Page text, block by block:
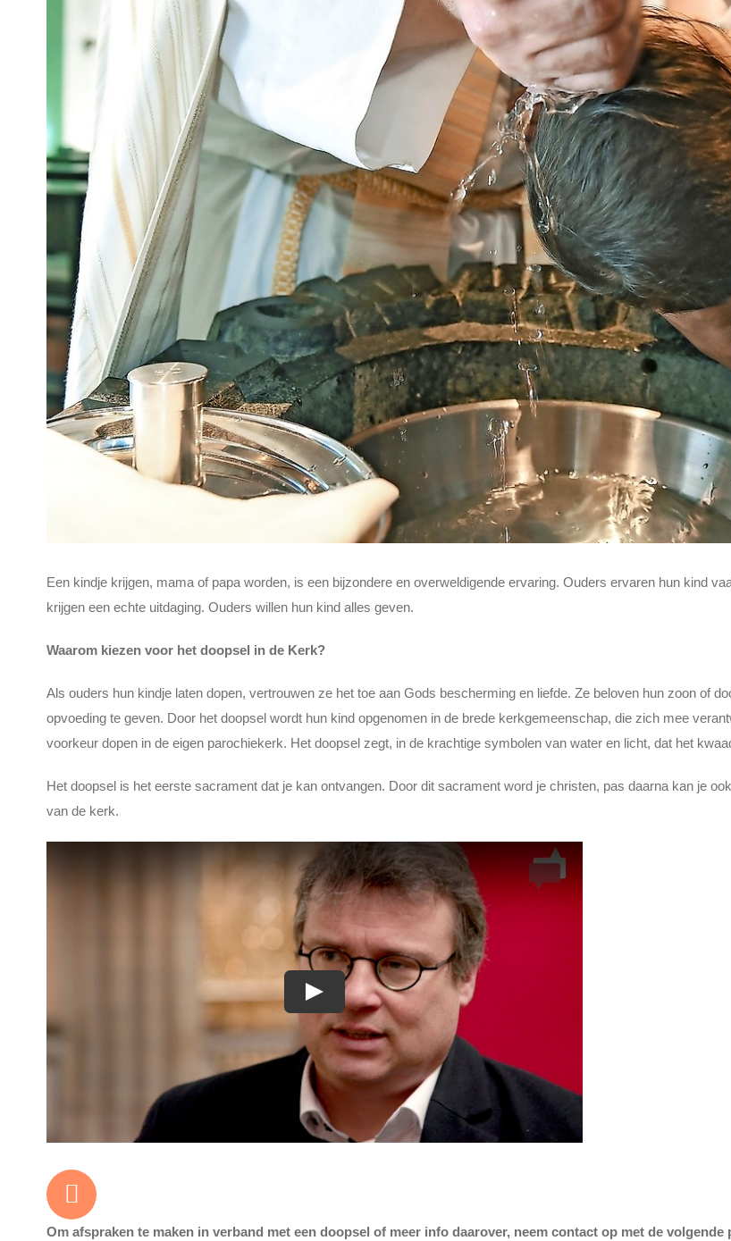
Een kindje krijgen, mama of papa worden, is een bijzondere en overweldigende ervaring. Ouders ervaren hun kind
krijgen een echte uitdaging. Ouders willen hun kind alles geven.
Waarom kiezen voor het doopsel in de Kerk?
Als ouders hun kindje laten dopen, vertrouwen ze het toe aan Gods bescherming en liefde. Ze beloven hun zoon of
opvoeding te geven. Door het doopsel wordt hun kind opgenomen in de brede kerkgemeenschap, die zich mee
voorkeur dopen in de eigen parochiekerk. Het doopsel zegt, in de krachtige symbolen van water en licht, dat het
Het doopsel is het eerste sacrament dat je kan ontvangen. Door dit sacrament word je christen, pas daarna kan je
van de kerk.
Play
Om afspraken te maken in verband met een doopsel of meer info daarover, neem contact op met de volgende